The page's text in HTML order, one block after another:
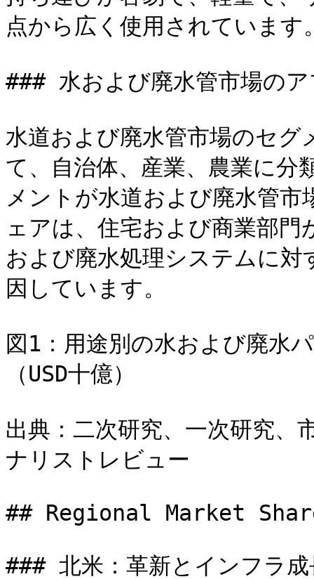
点から広く使用されています
### 水および廃水管市場の
水道および廃水管市場のセ
て、自治体、産業、農業に分
メントが水道および廃水管
ェアは、住宅および商業部
および廃水処理システムに
因しています。
図1：用途別の水および廃水
（USD十億）
出典：二次研究、一次研究、
ナリストレビュー
## Regional Market
### 北米：革新とインフラ成